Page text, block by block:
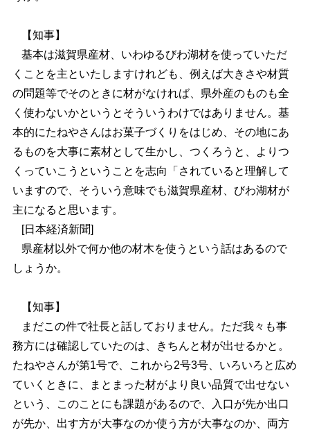
【知事】
基本は滋賀県産材、いわゆるびわ湖材を使っていただ
くことを主といたしますけれども、例えば大きさや材質
の問題等でそのときに材がなければ、県外産のものも全
く使わないかというとそういうわけではありません。基
本的にたねやさんはお菓子づくりをはじめ、その地にあ
るものを大事に素材として生かし、つくろうと、よりつ
くっていこうということを志向「されていると理解して
いますので、そういう意味でも滋賀県産材、びわ湖材が
主になると思います。
[日本経済新聞]
県産材以外で何か他の材木を使うという話はあるので
しょうか。
【知事】
まだこの件で社長と話しておりません。ただ我々も事
務方には確認していたのは、きちんと材が出せるかと。
たねやさんが第1号で、これから2号3号、いろいろと広め
ていくときに、まとまった材がより良い品質で出せない
という、このことにも課題があるので、入口が先か出口
が先か、出す方が大事なのか使う方が大事なのか、両方